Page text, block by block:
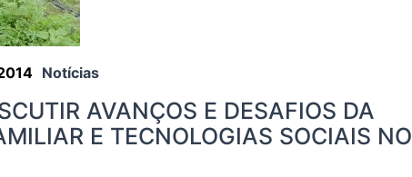
Notícias
AVANÇOS E DESAFIOS DA
E TECNOLOGIAS SOCIAIS NO